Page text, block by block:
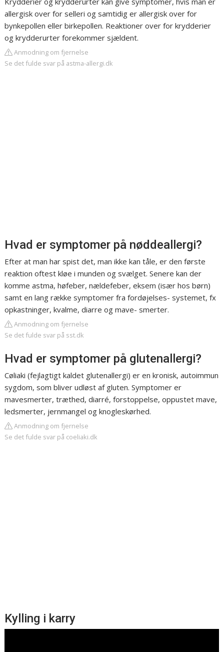
allergisk over for selleri og samtidig er allergisk over for
bynkepollen eller birkepollen. Reaktioner over for krydderier
og krydderurter forekommer sjældent.
Anmodning om fjernelse
Se det fulde svar på astma-allergi.dk
Hvad er symptomer på nøddeallergi?
Efter at man har spist det, man ikke kan tåle, er den første
reaktion oftest kløe i munden og svælget. Senere kan der
komme astma, høfeber, nældefeber, eksem (især hos børn)
samt en lang række symptomer fra fordøjelses- systemet, fx
opkastninger, kvalme, diarre og mave- smerter.
Anmodning om fjernelse
Se det fulde svar på sst.dk
Hvad er symptomer på glutenallergi?
Cøliaki (fejlagtigt kaldet glutenallergi) er en kronisk, autoimmun
sygdom, som bliver udløst af gluten. Symptomer er
mavesmerter, træthed, diarré, forstoppelse, oppustet mave,
ledsmerter, jernmangel og knogleskørhed.
Anmodning om fjernelse
Se det fulde svar på coeliaki.dk
Kylling i karry